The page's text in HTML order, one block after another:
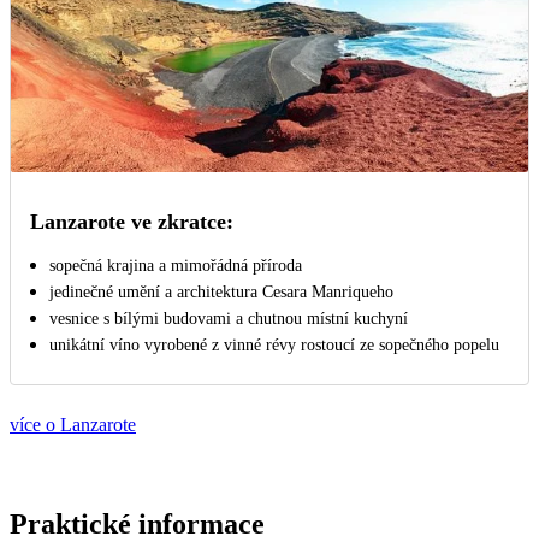
Lanzarote ve zkratce:
sopečná krajina a mimořádná příroda
jedinečné umění a architektura Cesara Manriqueho
vesnice s bílými budovami a chutnou místní kuchyní
unikátní víno vyrobené z vinné révy rostoucí ze sopečného popelu
více o Lanzarote
Praktické informace